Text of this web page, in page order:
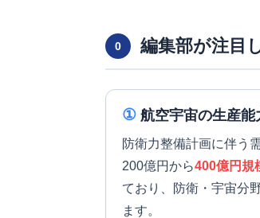
0 編集部が注目
① 航空宇宙の生産
防衛力整備計画に伴う
200億円から400億円規
ており、防衛・宇宙分
ます。